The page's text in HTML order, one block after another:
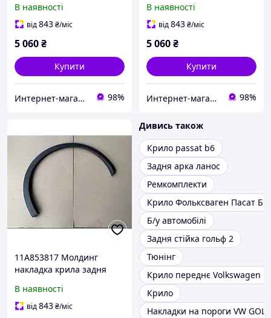
В наявності
від843₴/міс
5 060₴
Купити
Интернет-магазин автозапчастей ВсеАвто 98%
В наявності
від843₴/міс
5 060₴
Купити
Интернет-магазин автозапчастей ВсеАвто 98%
11A853817 Молдинг
накладка крила задня
В наявності
від843₴/міс
Дивись також
Крило passat b6
Задня арка ланос
Ремкомплекти
Крило Фольксваген Пасат Б5
Б/у автомобілі
Задня стійка гольф 2
Тюнінг
Крило переднє Volkswagen
Крило
Накладки на пороги VW